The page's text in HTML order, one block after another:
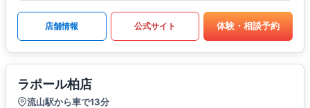
店舗情報 公式サイト 体験・相談予約
ラポール柏店
流山駅から車で13分